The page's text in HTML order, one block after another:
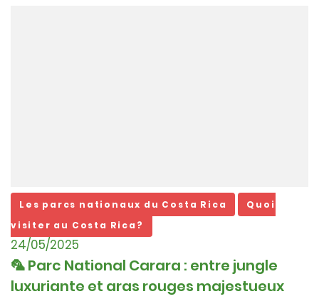
Les parcs nationaux du Costa Rica
Quoi
visiter au Costa Rica?
24/05/2025
🦜 Parc National Carara : entre jungle
luxuriante et aras rouges majestueux